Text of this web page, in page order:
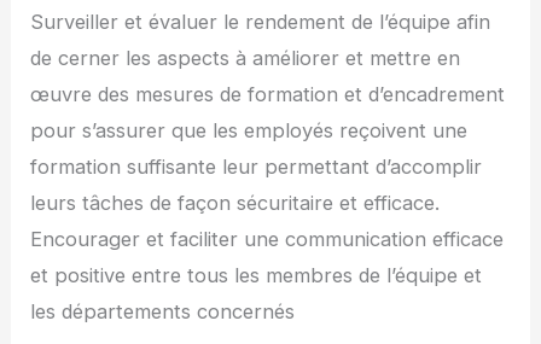
Surveiller et évaluer le rendement de l’équipe afin
de cerner les aspects à améliorer et mettre en
œuvre des mesures de formation et d’encadrement
pour s’assurer que les employés reçoivent une
formation suffisante leur permettant d’accomplir
leurs tâches de façon sécuritaire et efficace.
Encourager et faciliter une communication efficace
et positive entre tous les membres de l’équipe et
les départements concernés